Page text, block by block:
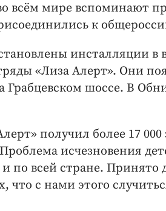
всём мире вспоминают
к
инсталляции
«Лиза Алерт». Они
шоссе. В
получил более 17
исчезновения
по всей стране. Принято
что с нами этого